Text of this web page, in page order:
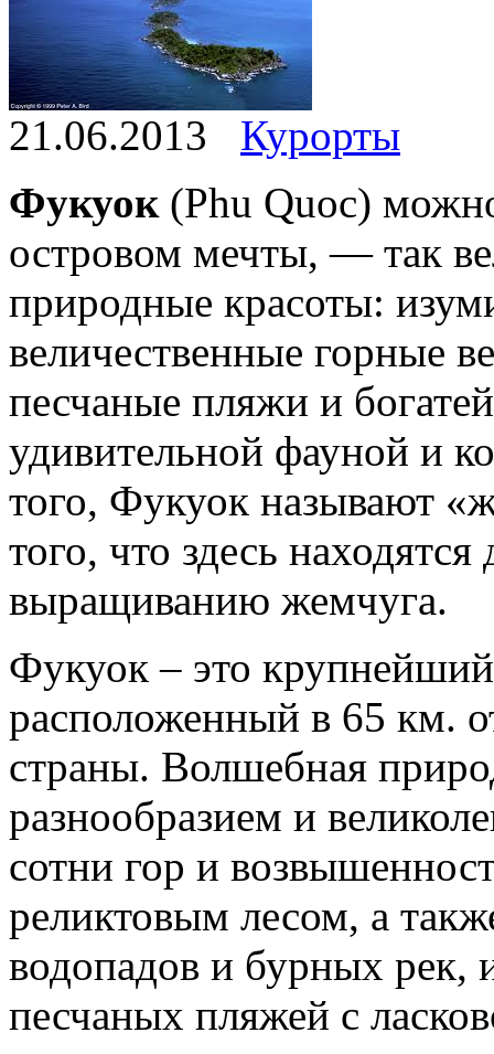
21.06.2013
Курорты
Фукуок(Phu Quoc)
островом мечты, — так
природные красоты:
величественные горные
песчаные пляжи и
удивительной фауной и
того, Фукуок называют
того, что здесь
выращиванию жемчуга.
Фукуок – это
расположенный в 65 км.
страны. Волшебная
разнообразием и
сотни гор и
реликтовым лесом, а
водопадов и бурных рек,
песчаных пляжей с